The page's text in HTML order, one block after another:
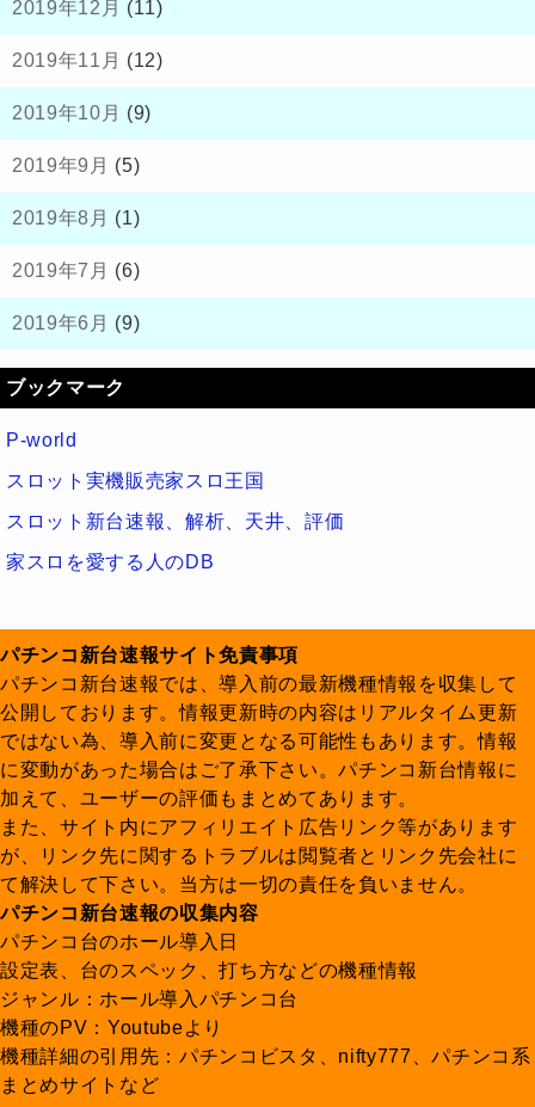
2019年12月 (11)
2019年11月 (12)
2019年10月 (9)
2019年9月 (5)
2019年8月 (1)
2019年7月 (6)
2019年6月 (9)
ブックマーク
P-world
スロット実機販売家スロ王国
スロット新台速報、解析、天井、評価
家スロを愛する人のDB
パチンコ新台速報サイト免責事項
パチンコ新台速報では、導入前の最新機種情報を収集して
公開しております。情報更新時の内容はリアルタイム更新
ではない為、導入前に変更となる可能性もあります。情報
に変動があった場合はご了承下さい。パチンコ新台情報に
加えて、ユーザーの評価もまとめてあります。
また、サイト内にアフィリエイト広告リンク等があります
が、リンク先に関するトラブルは閲覧者とリンク先会社に
て解決して下さい。当方は一切の責任を負いません。
パチンコ新台速報の収集内容
パチンコ台のホール導入日
設定表、台のスペック、打ち方などの機種情報
ジャンル：ホール導入パチンコ台
機種のPV：Youtubeより
機種詳細の引用先：パチンコビスタ、nifty777、パチンコ系
まとめサイトなど